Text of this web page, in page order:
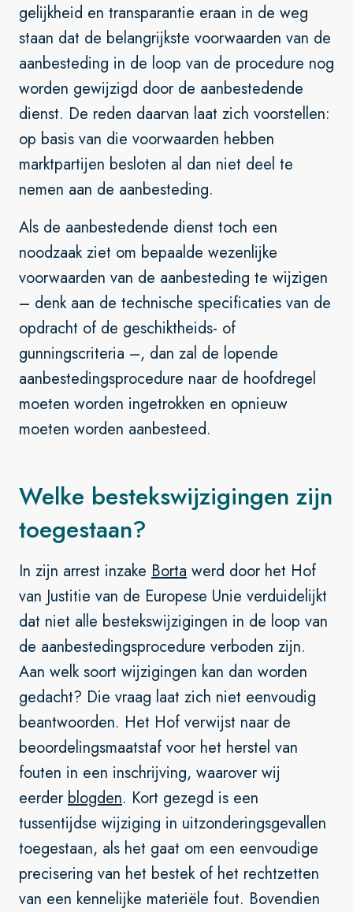
gelijkheid en transparantie eraan in de weg
staan dat de belangrijkste voorwaarden van de
aanbesteding in de loop van de procedure nog
worden gewijzigd door de aanbestedende
dienst. De reden daarvan laat zich voorstellen:
op basis van die voorwaarden hebben
marktpartijen besloten al dan niet deel te
nemen aan de aanbesteding.
Als de aanbestedende dienst toch een
noodzaak ziet om bepaalde wezenlijke
voorwaarden van de aanbesteding te wijzigen
– denk aan de technische specificaties van de
opdracht of de geschiktheids- of
gunningscriteria –, dan zal de lopende
aanbestedingsprocedure naar de hoofdregel
moeten worden ingetrokken en opnieuw
moeten worden aanbesteed.
Welke bestekswijzigingen zijn
toegestaan?
In zijn arrest inzake Borta werd door het Hof
van Justitie van de Europese Unie verduidelijkt
dat niet alle bestekswijzigingen in de loop van
de aanbestedingsprocedure verboden zijn.
Aan welk soort wijzigingen kan dan worden
gedacht? Die vraag laat zich niet eenvoudig
beantwoorden. Het Hof verwijst naar de
beoordelingsmaatstaf voor het herstel van
fouten in een inschrijving, waarover wij
eerderblogden. Kort gezegd is een
tussentijdse wijziging in uitzonderingsgevallen
toegestaan, als het gaat om een eenvoudige
precisering van het bestek of het rechtzetten
van een kennelijke materiële fout. Bovendien